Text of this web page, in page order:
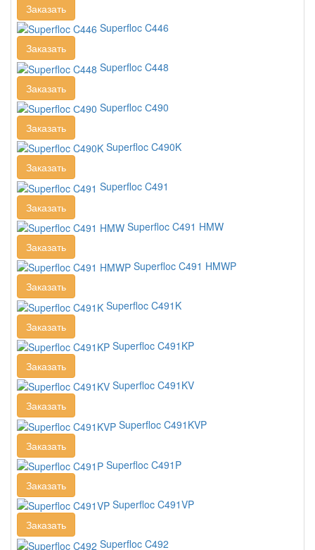
Заказать
Superfloc C446
Заказать
Superfloc C448
Заказать
Superfloc С490
Заказать
Superfloc C490K
Заказать
Superfloc C491
Заказать
Superfloc C491 HMW
Заказать
Superfloc C491 HMWP
Заказать
Superfloc C491K
Заказать
Superfloc C491KP
Заказать
Superfloc C491KV
Заказать
Superfloc C491KVP
Заказать
Superfloc C491P
Заказать
Superfloc C491VP
Заказать
Superfloc C492